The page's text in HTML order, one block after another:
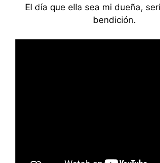
El día que ella sea mi dueña,
bendición.